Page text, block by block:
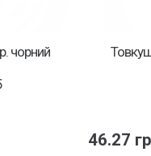
чорний
46.27